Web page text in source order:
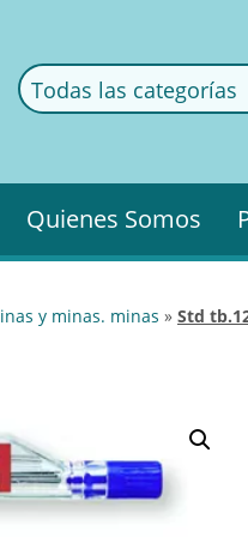
Quienes Somos
y minas. minas » std